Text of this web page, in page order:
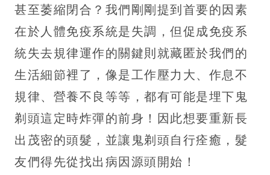
甚至萎縮閉合？我們剛剛提到首要的因素
在於人體免疫系統是失調，但促成免疫系
統失去規律運作的關鍵則就藏匿於我們的
生活細節裡了，像是工作壓力大、作息不
規律、營養不良等等，都有可能是埋下鬼
剃頭這定時炸彈的前身！因此想要重新長
出茂密的頭髮，並讓鬼剃頭自行痊癒，髮
友們得先從找出病因源頭開始！